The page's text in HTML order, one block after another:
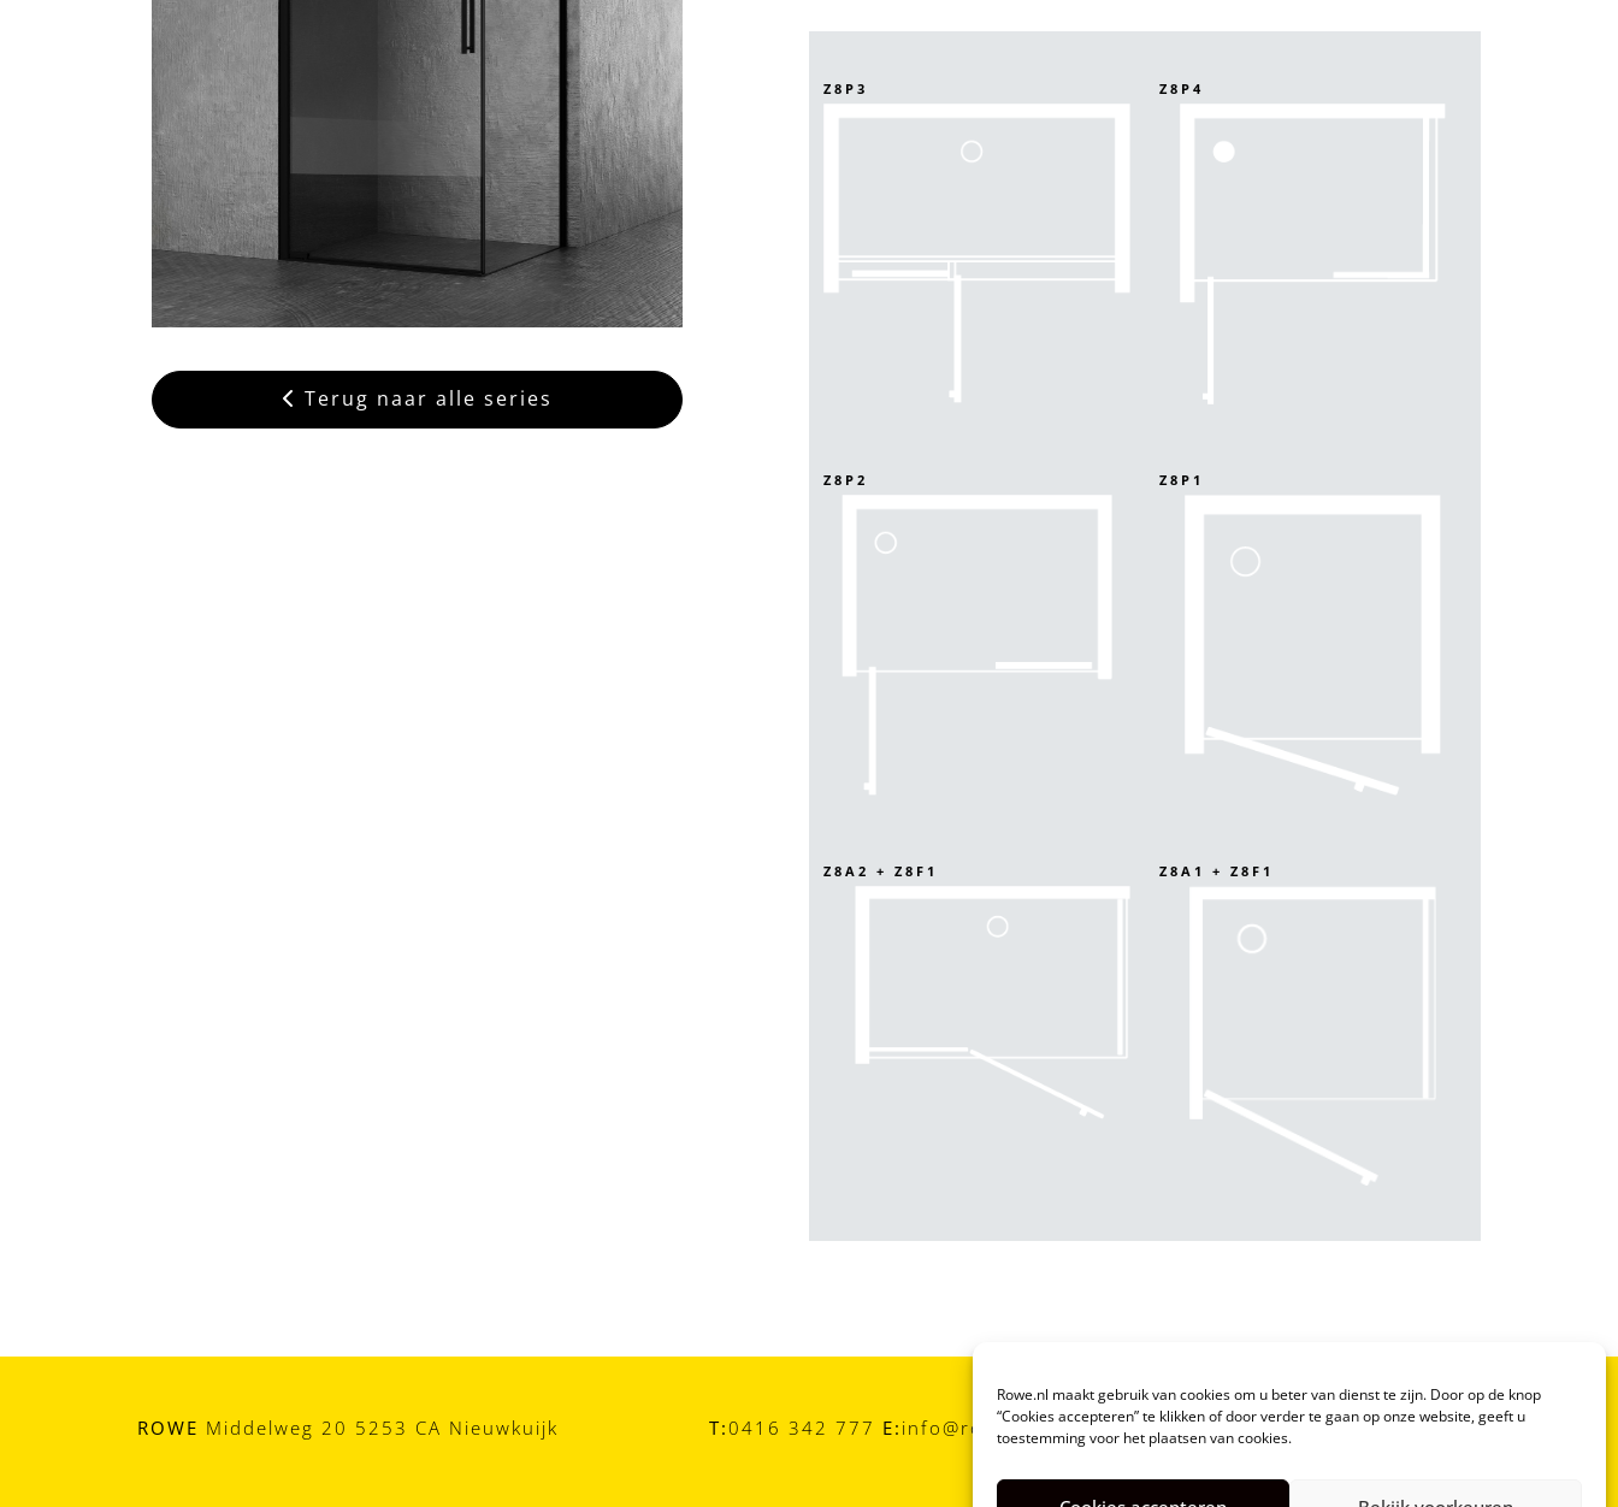
Rowe.nl maakt gebruik van cookies om u beter van dienst te zijn. Door op de knop
“Cookies accepteren” te klikken of door verder te gaan op onze website, geeft u
toestemming voor het plaatsen van cookies.
Terug naar alle series
Z8P3 Z8P4
Z8P2 Z8P1
Z8A2 + Z8F1 Z8A1 + Z8F1
ROWE Middelweg 20 5253 CA Nieuwkuijk T:0416 342 777 E: info@rowe.nl